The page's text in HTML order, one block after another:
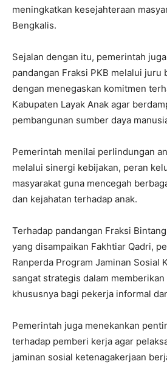
meningkatkan kesejahteraan
Bengkalis.
Sejalan dengan itu, pemerintah
pandangan Fraksi PKB melalui juru
dengan menegaskan komitmen
Kabupaten Layak Anak agar
pembangunan sumber daya
Pemerintah menilai perlindungan
melalui sinergi kebijakan, peran
masyarakat guna mencegah
dan kejahatan terhadap anak.
Terhadap pandangan Fraksi
yang disampaikan Fakhtiar Qadri,
Ranperda Program Jaminan Sosial
sangat strategis dalam
khususnya bagi pekerja informal
Pemerintah juga menekankan
terhadap pemberi kerja agar
jaminan sosial ketenagakerjaan